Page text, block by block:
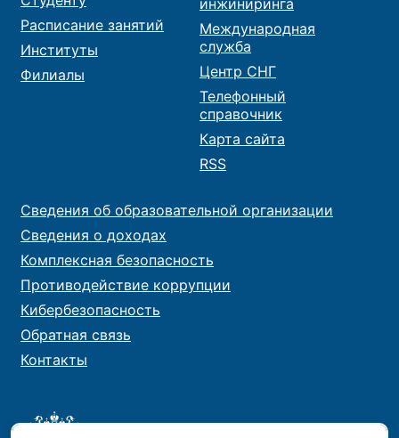
Расписание занятий
Институты
Филиалы
Международная
служба
Центр СНГ
Телефонный
справочник
Карта сайта
RSS
Сведения об образовательной организации
Сведения о доходах
Комплексная безопасность
Противодействие коррупции
Кибербезопасность
Обратная связь
Контакты